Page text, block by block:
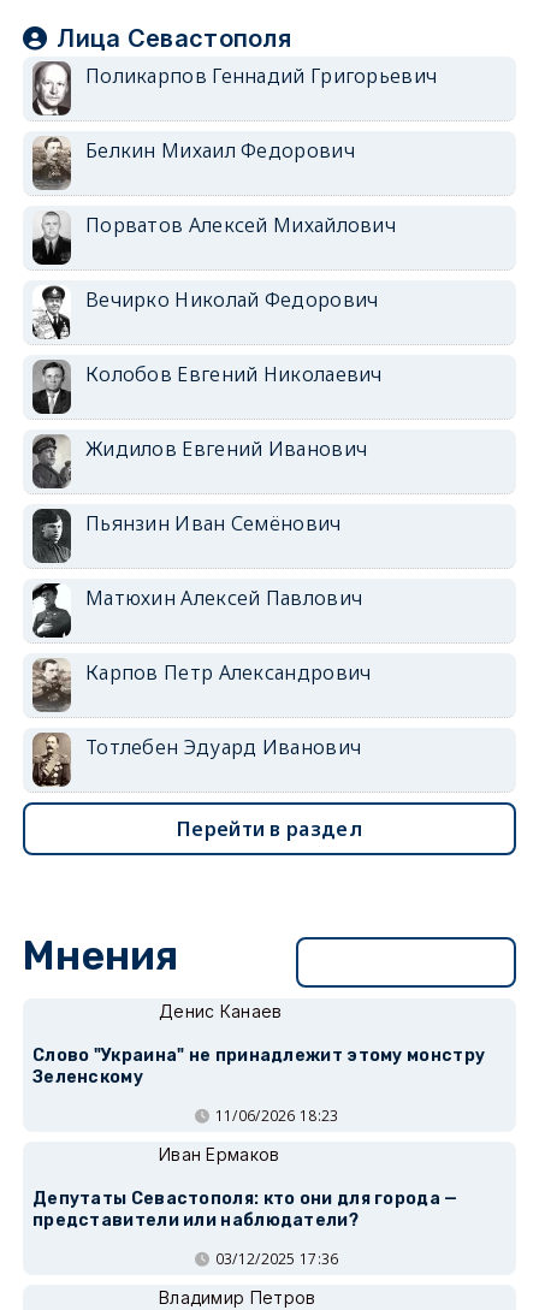
Лица Севастополя
Поликарпов Геннадий Григорьевич
Белкин Михаил Федорович
Порватов Алексей Михайлович
Вечирко Николай Федорович
Колобов Евгений Николаевич
Жидилов Евгений Иванович
Пьянзин Иван Семёнович
Матюхин Алексей Павлович
Карпов Петр Александрович
Тотлебен Эдуард Иванович
Перейти в раздел
Мнения
Денис Канаев
Слово "Украина" не принадлежит этому монстру
Зеленскому
11/06/2026 18:23
Иван Ермаков
Депутаты Севастополя: кто они для города —
представители или наблюдатели?
03/12/2025 17:36
Владимир Петров